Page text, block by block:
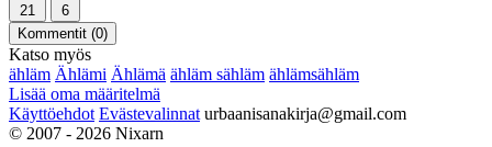
21
6
Kommentit (0)
Katso myös
ähläm Ählämi Ählämä ähläm sähläm ählämsähläm
Lisää oma määritelmä
Käyttöehdot Evästevalinnat urbaanisanakirja@gmail.com
© 2007 - 2026 Nixarn